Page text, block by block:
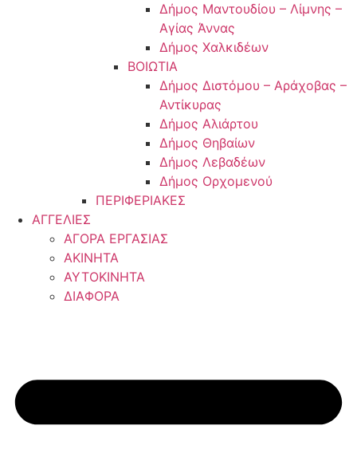
Δήμος Μαντουδίου – Λίμνης –
Αγίας Άννας
Δήμος Χαλκιδέων
ΒΟΙΩΤΙΑ
Δήμος Διστόμου – Αράχοβας –
Αντίκυρας
Δήμος Αλιάρτου
Δήμος Θηβαίων
Δήμος Λεβαδέων
Δήμος Ορχομενού
ΠΕΡΙΦΕΡΙΑΚΕΣ
ΑΓΓΕΛΙΕΣ
ΑΓΟΡΑ ΕΡΓΑΣΙΑΣ
ΑΚΙΝΗΤΑ
ΑΥΤΟΚΙΝΗΤΑ
ΔΙΑΦΟΡΑ